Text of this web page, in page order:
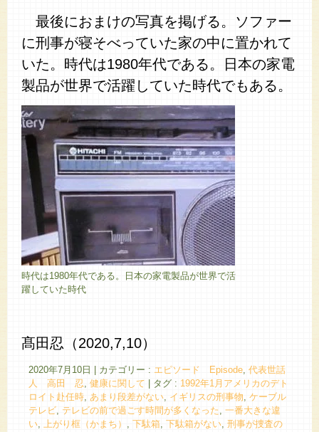
最後におまけの写真を掲げる。ソファー
に刑事が寝そべっていた家の中に置かれて
いた。時代は1980年代である。日本の家電
製品が世界で活躍していた時代でもある。
時代は1980年代である。日本の家電製品が世界で活
躍していた時代
髙田忍（2020,7,10）
2020年7月10日 | カテゴリー : エピソード Episode 代表世話
人 高田 忍 健康に関して | タグ : 1992年1月アメリカのデト
ロイト赴任時 あまり段差がない イギリスの刑事物 ケーブル
テレビ テレビの前で過ごす時間が多くなった 一番大きな違
い
上がり框（かまち） 下駄箱 下駄箱がない 刑事が捜査の